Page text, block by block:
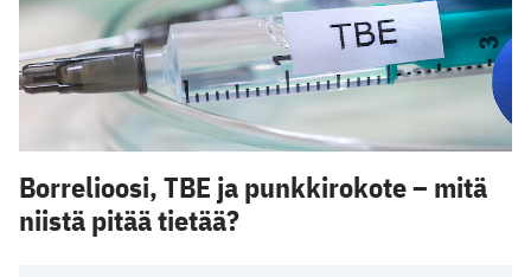
Borrelioosi, TBE ja punkkirokote – mitä
niistä pitää tietää?